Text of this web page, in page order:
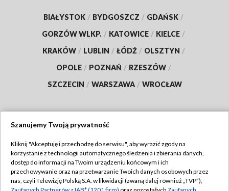
BIAŁYSTOK / BYDGOSZCZ / GDAŃSK /
GORZÓW WLKP. / KATOWICE / KIELCE /
KRAKÓW / LUBLIN / ŁÓDŹ / OLSZTYN /
OPOLE / POZNAŃ / RZESZÓW /
SZCZECIN / WARSZAWA / WROCŁAW
TVP
Abonament TVP
Emisja w TVP
Regulamin TVP
Szanujemy Twoją prywatność
Kliknij "Akceptuję i przechodzę do serwisu", aby wyrazić zgody na
korzystanie z technologii automatycznego śledzenia i zbierania danych,
dostęp do informacji na Twoim urządzeniu końcowym i ich
przechowywanie oraz na przetwarzanie Twoich danych osobowych przez
nas, czyli Telewizję Polską S.A. w likwidacji (zwaną dalej również „TVP”),